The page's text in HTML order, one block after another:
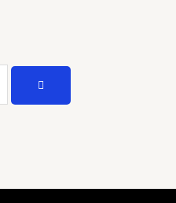
TÌM
KIẾM